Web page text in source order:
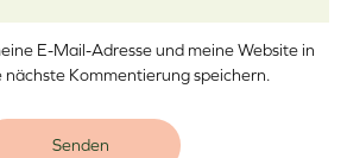
E-Mail-Adresse und meine Website in
nächste Kommentierung speichern.